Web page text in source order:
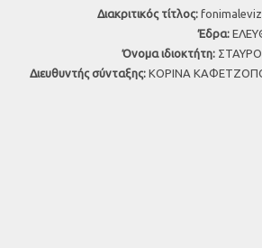
Διακριτικός τίτλος:
Έδρα:
Όνομα ιδιοκτήτη:
Διευθυντής σύνταξης: ΚΟΡΙΝΑ